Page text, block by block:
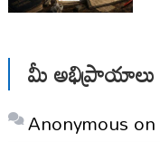
మీ అభిప్రాయాలు
Anonymous on